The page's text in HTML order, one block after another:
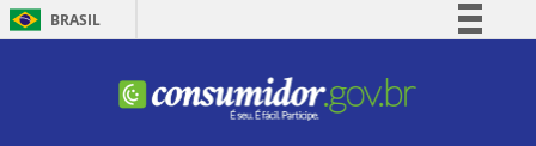
BRASIL
Comunica BR